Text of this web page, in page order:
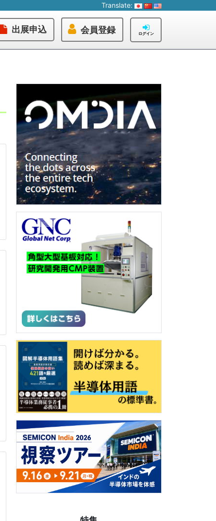
Translate:
出展申込 会員登録 ログイン